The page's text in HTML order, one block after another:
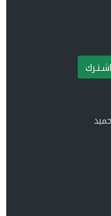
اشـتـرك